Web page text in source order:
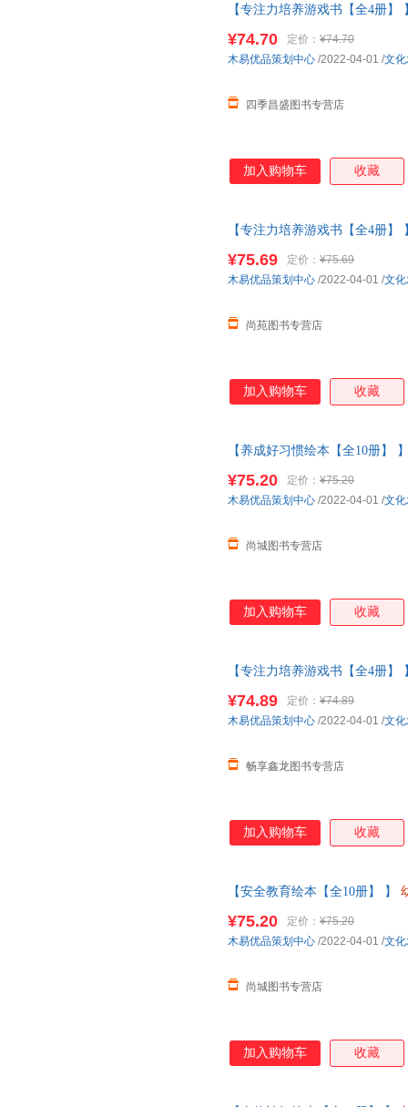
【专注力培养游戏书【全4册】
¥74.70 定价： ¥74.70
四季昌盛图书专营店
木易优品策划中心 /2022-04-01 /文
加入购物车 收藏
【专注力培养游戏书【全4册】
【让您无忧购物】
¥75.69 定价： ¥75.69
尚苑图书专营店
木易优品策划中心 /2022-04-01 /文
加入购物车 收藏
【养成好习惯绘本【全10册】
客服
¥75.20 定价： ¥75.20
尚城图书专营店
木易优品策划中心 /2022-04-01 /文
加入购物车 收藏
【专注力培养游戏书【全4册】
当当客服
¥74.89 定价： ¥74.89
畅享鑫龙图书专营店
木易优品策划中心 /2022-04-01 /文
加入购物车 收藏
【安全教育绘本【全10册】 】
客服
¥75.20 定价： ¥75.20
尚城图书专营店
木易优品策划中心 /2022-04-01 /文
加入购物车 收藏